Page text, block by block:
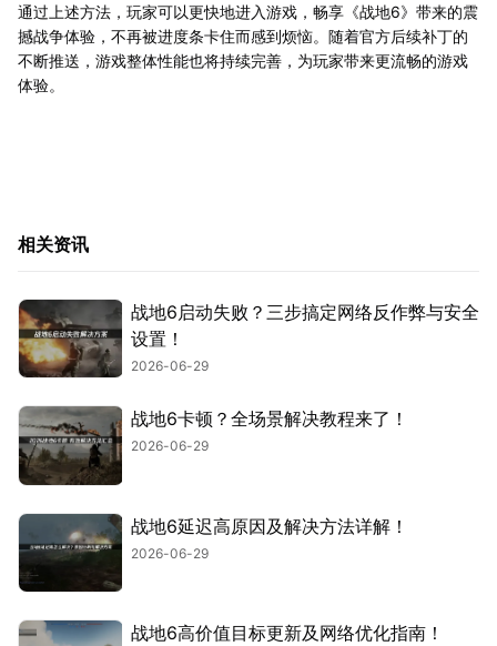
通过上述方法，玩家可以更快地进入游戏，畅享《战地6》带来的震
撼战争体验，不再被进度条卡住而感到烦恼。随着官方后续补丁的
不断推送，游戏整体性能也将持续完善，为玩家带来更流畅的游戏
体验。
相关资讯
战地6启动失败？三步搞定网络反作弊与安全
设置！
2026-06-29
战地6卡顿？全场景解决教程来了！
2026-06-29
战地6延迟高原因及解决方法详解！
2026-06-29
战地6高价值目标更新及网络优化指南！